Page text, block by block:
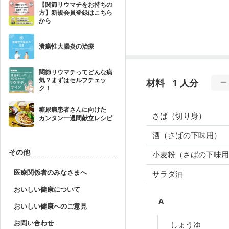
【関節リウマチをお持ちの
方】新規会員登録はこちら
から
潰瘍性大腸炎の治療
関節リウマチってどんな病
気？まずはセルフチェッ
ク！
糖尿病患者さんに向けた
カンタン一週間献立レシピ
その他
医療関係者のみなさまへ
おいしい健康について
おいしい健康へのご意見
お問い合わせ
材料 1 人分
さば（切り身）
酒（さばの下味用）
小麦粉（さばの下味
サラダ油
A
しょうゆ